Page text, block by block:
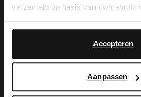
verzameld op basis van uw gebruik
Accepteren
Aanpassen
Die Vorteile
English